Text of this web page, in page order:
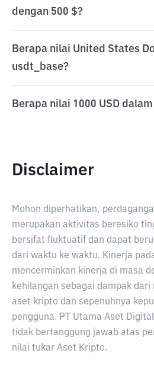
dengan 500 $?
Berapa nilai United States
usdt_base?
Berapa nilai 1000 USD dalam
Disclaimer
Mohon diperhatikan,
merupakan aktivitas beresiko
bersifat fluktuatif dan dapat
dari waktu ke waktu. Kinerja
mencerminkan kinerja di masa
kehilangan sebagai dampak
aset kripto dan sepenuhnya
pengguna. PT Utama Aset
tidak bertanggung jawab atas
nilai tukar Aset Kripto.